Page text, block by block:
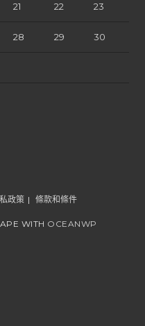
21 22 23
28 29 30
政策 條款和條件
WITH OCEANWP